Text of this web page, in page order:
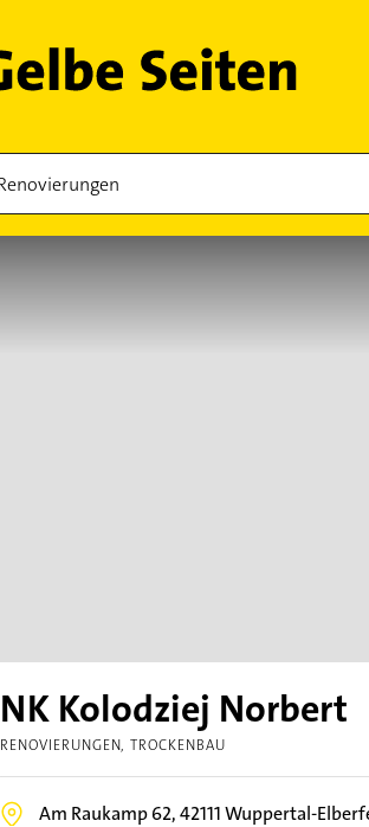
NK Kolodziej Norbert
RENOVIERUNGEN TROCKENBAU
Am Raukamp 62,42111Wuppertal-